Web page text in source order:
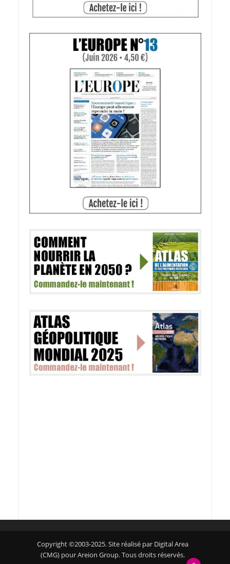
Copyright ©2003-2025. Site réalisé par Digital Area
(CMG) pour Areion Group. Tous droits réservés.